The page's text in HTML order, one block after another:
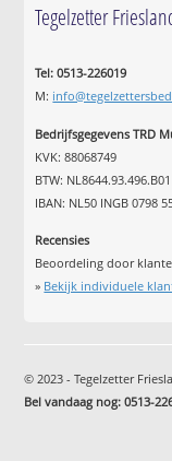
Tegelzetter
Tel: 0513-226019
M:
Bedrijfsgegevens TRD
KVK: 88068749
BTW: NL8644.93.496.B01
IBAN: NL50 INGB 0798
Recensies
Beoordeling door
» Bekijk individuele
© 2023 - Tegelzetter
Bel vandaag nog: 0513-